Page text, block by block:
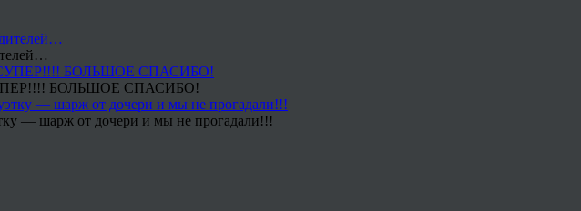
БОЛЬШОЕ СПАСИБО!
— шарж от дочери и мы не прогадали!!!